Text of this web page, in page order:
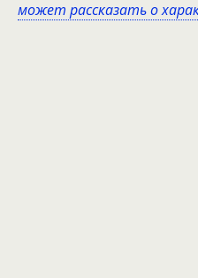
может рассказать о